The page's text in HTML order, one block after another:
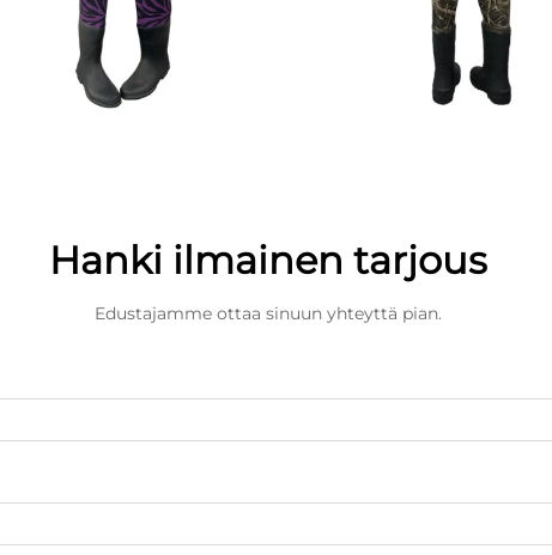
Hanki ilmainen tarjous
Edustajamme ottaa sinuun yhteyttä pian.